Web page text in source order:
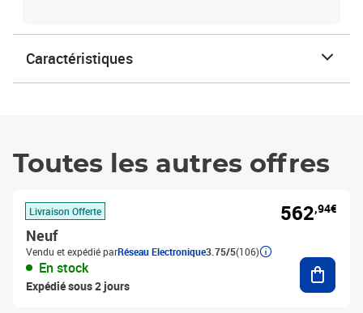
Caractéristiques
Toutes les autres offres
Livraison Offerte
Neuf
Vendu et expédié parRéseau Electronique3.75/5(106)
En stock
Expédié sous 2 jours
562,94€